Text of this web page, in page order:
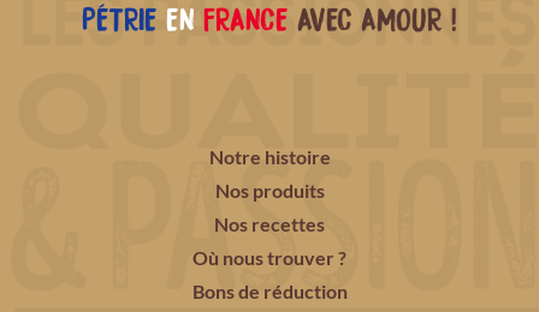
PÉTRIE EN FRANCE AVEC AMOUR !
Notre histoire
Nos produits
Nos recettes
Où nous trouver ?
Bons de réduction